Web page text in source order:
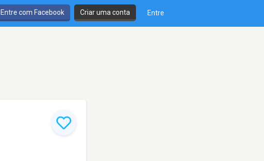
Entre com Facebook Criar uma conta Entre